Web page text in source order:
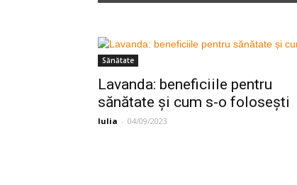
Sănătate
Lavanda: beneficiile pentru
sănătate și cum s-o folosești
Iulia - 04/09/2023